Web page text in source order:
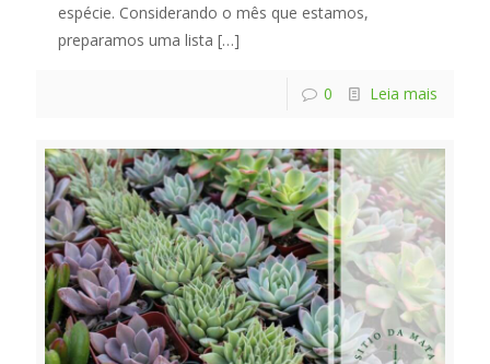
espécie. Considerando o mês que estamos,
preparamos uma lista […]
0 Leia mais